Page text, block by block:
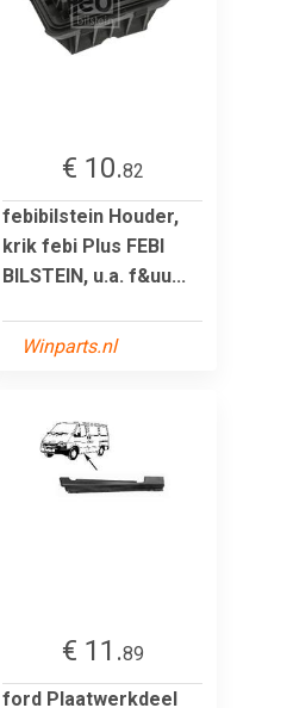
€ 10.82
febibilstein Houder,
krik febi Plus FEBI
BILSTEIN, u.a. f&uu...
Winparts.nl
€ 11.89
ford Plaatwerkdeel